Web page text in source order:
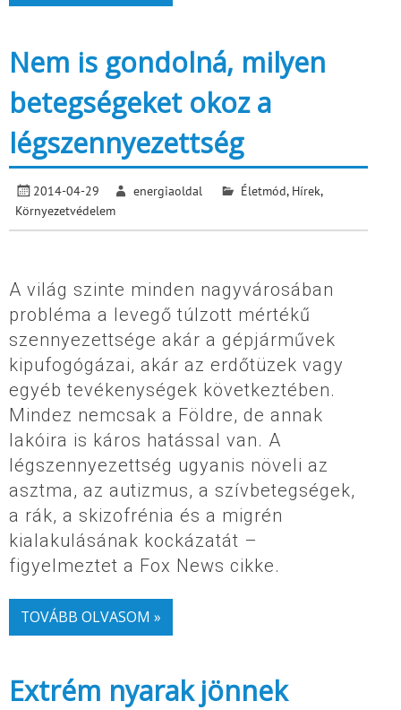
Nem is gondolná, milyen
betegségeket okoz a
légszennyezettség
2014-04-29 energiaoldal Életmód, Hírek,
Környezetvédelem
A világ szinte minden nagyvárosában
probléma a levegő túlzott mértékű
szennyezettsége akár a gépjárművek
kipufogógázai, akár az erdőtüzek vagy
egyéb tevékenységek következtében.
Mindez nemcsak a Földre, de annak
lakóira is káros hatással van. A
légszennyezettség ugyanis növeli az
asztma, az autizmus, a szívbetegségek,
a rák, a skizofrénia és a migrén
kialakulásának kockázatát –
figyelmeztet a Fox News cikke.
TOVÁBB OLVASOM »
Extrém nyarak jönnek